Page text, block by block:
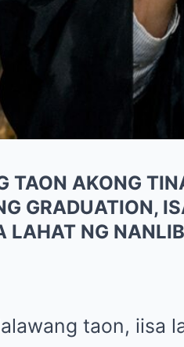
TAON AKONG
GRADUATION,
LAHAT NG
taon, iisa